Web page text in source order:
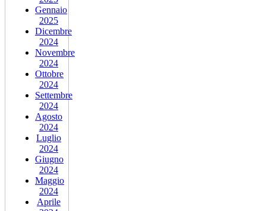
Gennaio
2025
Dicembre
2024
Novembre
2024
Ottobre
2024
Settembre
2024
Agosto
2024
Luglio
2024
Giugno
2024
Maggio
2024
Aprile